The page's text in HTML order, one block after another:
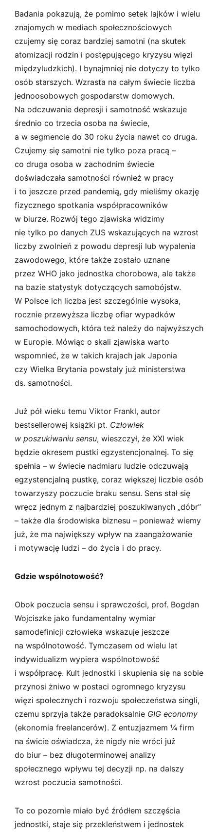
Badania pokazują, że pomimo setek lajków i wielu
znajomych w mediach społecznościowych
czujemy się coraz bardziej samotni (na skutek
atomizacji rodzin i postępującego kryzysu więzi
międzyludzkich). I bynajmniej nie dotyczy to tylko
osób starszych. Wzrasta na całym świecie liczba
jednoosobowych gospodarstw domowych.
Na odczuwanie depresji i samotność wskazuje
średnio co trzecia osoba na świecie,
a w segmencie do 30 roku życia nawet co druga.
Czujemy się samotni nie tylko poza pracą –
co druga osoba w zachodnim świecie
doświadczała samotności również w pracy
i to jeszcze przed pandemią, gdy mieliśmy okazję
fizycznego spotkania współpracowników
w biurze. Rozwój tego zjawiska widzimy
nie tylko po danych ZUS wskazujących na wzrost
liczby zwolnień z powodu depresji lub wypalenia
zawodowego, które także zostało uznane
przez WHO jako jednostka chorobowa, ale także
na bazie statystyk dotyczących samobójstw.
W Polsce ich liczba jest szczególnie wysoka,
rocznie przewyższa liczbę ofiar wypadków
samochodowych, która też należy do najwyższych
w Europie. Mówiąc o skali zjawiska warto
wspomnieć, że w takich krajach jak Japonia
czy Wielka Brytania powstały już ministerstwa
ds. samotności.
Już pół wieku temu Viktor Frankl, autor
bestsellerowej książki pt. Człowiek
w poszukiwaniu sensu, wieszczył, że XXI wiek
będzie okresem pustki egzystencjonalnej. To się
spełnia – w świecie nadmiaru ludzie odczuwają
egzystencjalną pustkę, coraz większej liczbie osób
towarzyszy poczucie braku sensu. Sens stał się
wręcz jednym z najbardziej poszukiwanych „dóbr”
– także dla środowiska biznesu – ponieważ wiemy
już, że ma największy wpływ na zaangażowanie
i motywację ludzi – do życia i do pracy.
Gdzie wspólnotowość?
Obok poczucia sensu i sprawczości, prof. Bogdan
Wojciszke jako fundamentalny wymiar
samodefinicji człowieka wskazuje jeszcze
na wspólnotowość. Tymczasem od wielu lat
indywidualizm wypiera wspólnotowość
i współpracę. Kult jednostki i skupienia się na sobie
przynosi żniwo w postaci ogromnego kryzysu
więzi społecznych i rozwoju społeczeństwa singli,
czemu sprzyja także paradoksalnie GIG economy
(ekonomia freelancerów). Z entuzjazmem ¼ firm
na świcie oświadcza, że nigdy nie wróci już
do biur – bez długoterminowej analizy
społecznego wpływu tej decyzji np. na dalszy
wzrost poczucia samotności.
To co pozornie miało być źródłem szczęścia
jednostki, staje się przekleństwem i jednostek